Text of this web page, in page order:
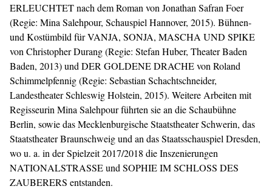
ERLEUCHTET nach dem Roman von Jonathan Safran Foer
(Regie: Mina Salehpour, Schauspiel Hannover, 2015). Bühnen-
und Kostümbild für VANJA, SONJA, MASCHA UND SPIKE
von Christopher Durang (Regie: Stefan Huber, Theater Baden
Baden, 2013) und DER GOLDENE DRACHE von Roland
Schimmelpfennig (Regie: Sebastian Schachtschneider,
Landestheater Schleswig Holstein, 2015). Weitere Arbeiten mit
Regisseurin Mina Salehpourführten sie an die Schaubühne
Berlin, sowie das Mecklenburgische Staatstheater Schwerin, das
Staatstheater Braunschweig und an das Staatsschauspiel Dresden,
wo u. a. in der Spielzeit 2017/2018 die Inszenierungen
NATIONALSTRASSEund SOPHIE IM SCHLOSS DES
ZAUBERERS entstanden.